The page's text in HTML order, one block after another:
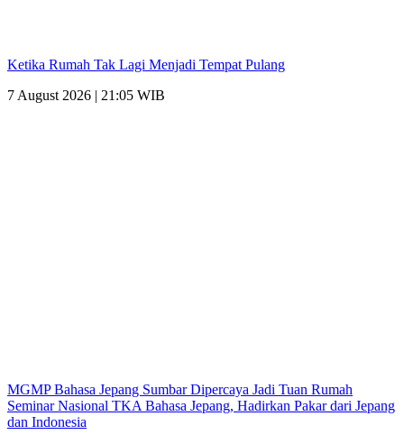
Ketika Rumah Tak Lagi Menjadi Tempat Pulang
7 August 2026 | 21:05 WIB
MGMP Bahasa Jepang Sumbar Dipercaya Jadi Tuan Rumah
Seminar Nasional TKA Bahasa Jepang, Hadirkan Pakar dari Jepang
dan Indonesia